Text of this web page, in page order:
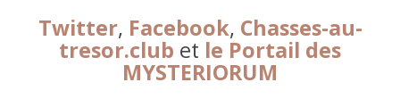
Twitter, Facebook, Chasses-au-
tresor.club et le Portail des
MYSTERIORUM